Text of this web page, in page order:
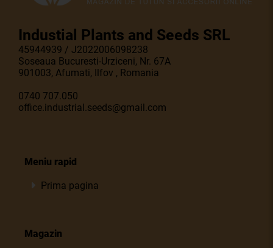
Industial Plants and Seeds SRL
45944939 / J2022006098238
Soseaua Bucuresti-Urziceni, Nr. 67A
901003, Afumati, Ilfov , Romania
0740 707.050
office.industrial.seeds@gmail.com
Meniu rapid
Prima pagina
Magazin